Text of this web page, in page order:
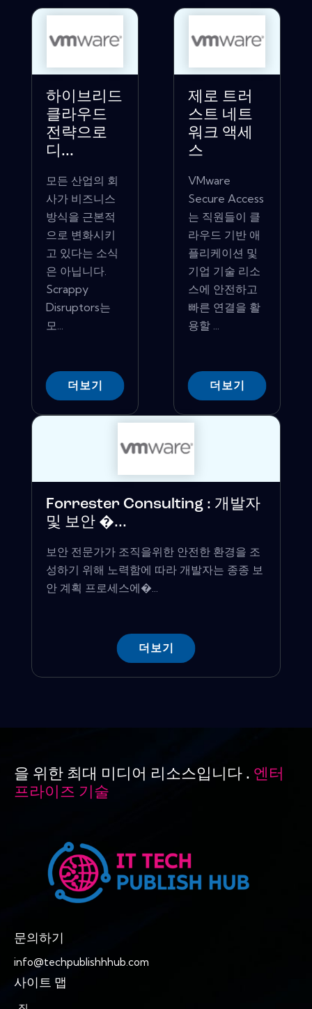
하이브리드
클라우드
전략으로
디...
모든 산업의 회
사가 비즈니스
방식을 근본적
으로 변화시키
고 있다는 소식
은 아닙니다.
Scrappy
Disruptors는
모...
더보기
제로 트러
스트 네트
워크 액세
스
VMware
Secure Access
는 직원들이 클
라우드 기반 애
플리케이션 및
기업 기술 리소
스에 안전하고
빠른 연결을 활
용할 ...
더보기
Forrester Consulting : 개발자
및 보안 �...
보안 전문가가 조직을위한 안전한 환경을 조
성하기 위해 노력함에 따라 개발자는 종종 보
안 계획 프로세스에�...
더보기
을 위한 최대 미디어 리소스입니다 . 엔터
프라이즈 기술
문의하기
info@techpublishhhub.com
사이트 맵